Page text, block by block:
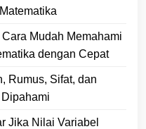
Mudah Memahami
dengan Cepat
Rumus, Sifat, dan
Jika Nilai Variabel